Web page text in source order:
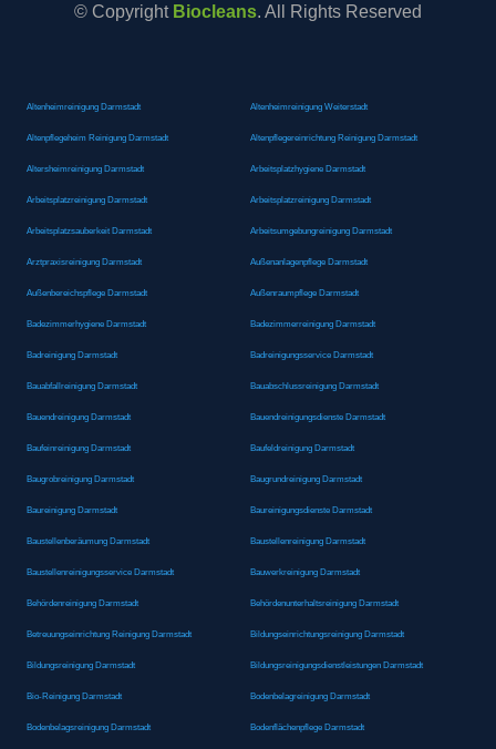
© Copyright Biocleans. All Rights Reserved
Altenheimreinigung Darmstadt Altenheimreinigung Weiterstadt
Altenpflegeheim Reinigung Darmstadt Altenpflegereinrichtung Reinigung Darmstadt
Altersheimreinigung Darmstadt Arbeitsplatzhygiene Darmstadt
Arbeitsplatzreinigung Darmstadt Arbeitsplatzreinigung Darmstadt
Arbeitsplatzsauberkeit Darmstadt Arbeitsumgebungreinigung Darmstadt
Arztpraxisreinigung Darmstadt Außenanlagenpflege Darmstadt
Außenbereichspflege Darmstadt Außenraumpflege Darmstadt
Badezimmerhygiene Darmstadt Badezimmerreinigung Darmstadt
Badreinigung Darmstadt Badreinigungsservice Darmstadt
Bauabfallreinigung Darmstadt Bauabschlussreinigung Darmstadt
Bauendreinigung Darmstadt Bauendreinigungsdienste Darmstadt
Baufeinreinigung Darmstadt Baufeldreinigung Darmstadt
Baugrobreinigung Darmstadt Baugrundreinigung Darmstadt
Baureinigung Darmstadt Baureinigungsdienste Darmstadt
Baustellenberäumung Darmstadt Baustellenreinigung Darmstadt
Baustellenreinigungsservice Darmstadt Bauwerkreinigung Darmstadt
Behördenreinigung Darmstadt Behördenunterhaltsreinigung Darmstadt
Betreuungseinrichtung Reinigung Darmstadt Bildungseinrichtungsreinigung Darmstadt
Bildungsreinigung Darmstadt Bildungsreinigungsdienstleistungen Darmstadt
Bio-Reinigung Darmstadt Bodenbelagreinigung Darmstadt
Bodenbelagsreinigung Darmstadt Bodenflächenpflege Darmstadt